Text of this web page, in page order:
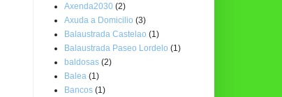
Axenda2030 (2)
Axuda a Domicilio (3)
Balaustrada Castelao (1)
Balaustrada Paseo Lordelo (1)
baldosas (2)
Balea (1)
Bancos (1)